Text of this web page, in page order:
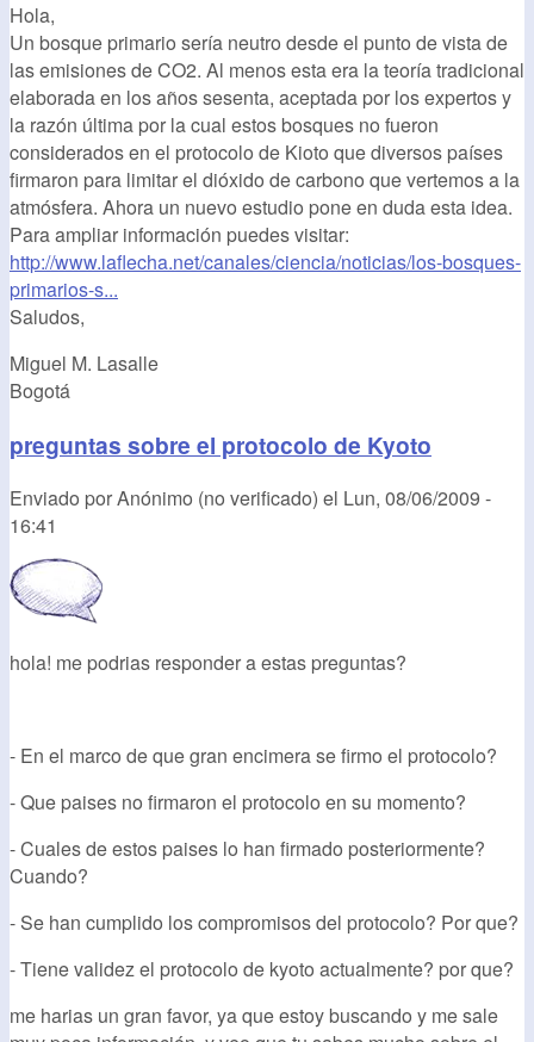
Hola,
Un bosque primario sería neutro desde el punto de vista de
las emisiones de CO2. Al menos esta era la teoría tradicional
elaborada en los años sesenta, aceptada por los expertos y
la razón última por la cual estos bosques no fueron
considerados en el protocolo de Kioto que diversos países
firmaron para limitar el dióxido de carbono que vertemos a la
atmósfera. Ahora un nuevo estudio pone en duda esta idea.
Para ampliar información puedes visitar:
http://www.laflecha.net/canales/ciencia/noticias/los-bosques-
primarios-s...
Saludos,
Miguel M. Lasalle
Bogotá
preguntas sobre el protocolo de Kyoto
Enviado porAnónimo (no verificado) el Lun, 08/06/2009 -
16:41
hola! me podrias responder a estas preguntas?
- En el marco de que gran encimera se firmo el protocolo?
- Que paises no firmaron el protocolo en su momento?
- Cuales de estos paises lo han firmado posteriormente?
Cuando?
- Se han cumplido los compromisos del protocolo? Por que?
- Tiene validez el protocolo de kyoto actualmente? por que?
me harias un gran favor, ya que estoy buscando y me sale